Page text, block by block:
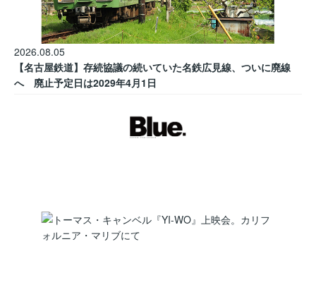
2026.08.05
【名古屋鉄道】存続協議の続いていた名鉄広見線、ついに廃線
へ 廃止予定日は2029年4月1日